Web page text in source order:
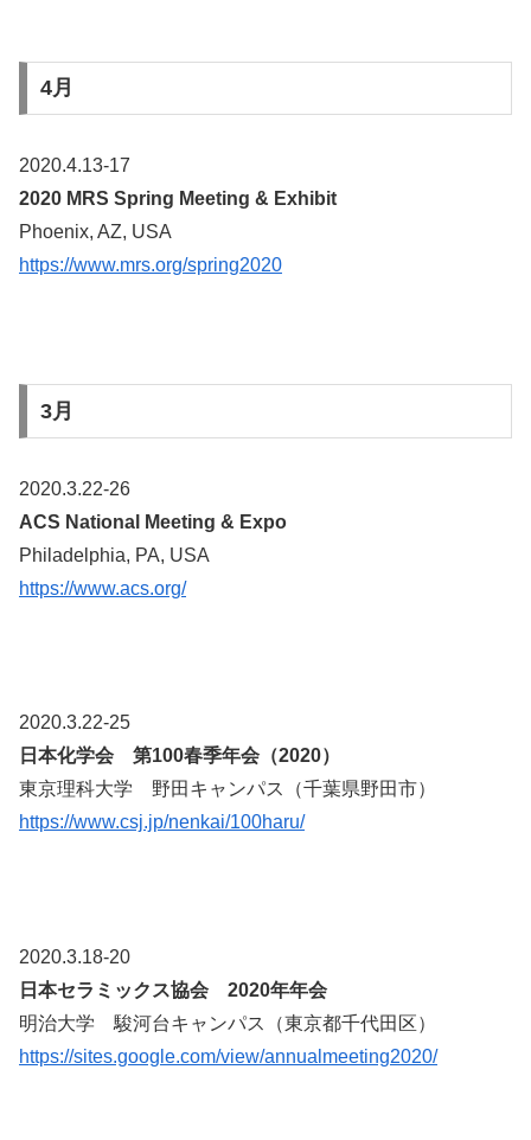
4月
2020.4.13-17
2020 MRS Spring Meeting & Exhibit
Phoenix, AZ, USA
https://www.mrs.org/spring2020
3月
2020.3.22-26
ACS National Meeting & Expo
Philadelphia, PA, USA
https://www.acs.org/
2020.3.22-25
日本化学会 第100春季年会（2020）
東京理科大学 野田キャンパス（千葉県野田市）
https://www.csj.jp/nenkai/100haru/
2020.3.18-20
日本セラミックス協会 2020年年会
明治大学 駿河台キャンパス（東京都千代田区）
https://sites.google.com/view/annualmeeting2020/